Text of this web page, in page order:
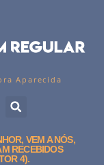
Aparecida
VEM A NÓS,
RECEBIDOS
4).